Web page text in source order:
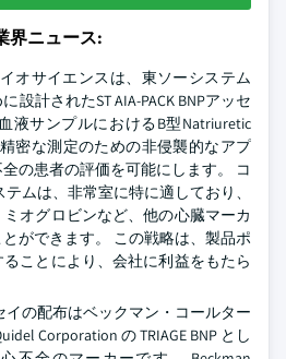
界ニュース:
オサイエンスは、東ソーシステム
設計されたST AIA-PACK BNPアッセ
液サンプルにおけるB型Natriuretic
密な測定のための非侵襲的なアプ
の患者の評価を可能にします。 コ
テムは、非常室に特に適しており、
ミオグロビンなど、他の心臓マーカ
ができます。 この戦略は、製品ポ
ことにより、会社に利益をもたら
イの配布はベックマン・コールター
Corporation の TRIAGE BNP とし